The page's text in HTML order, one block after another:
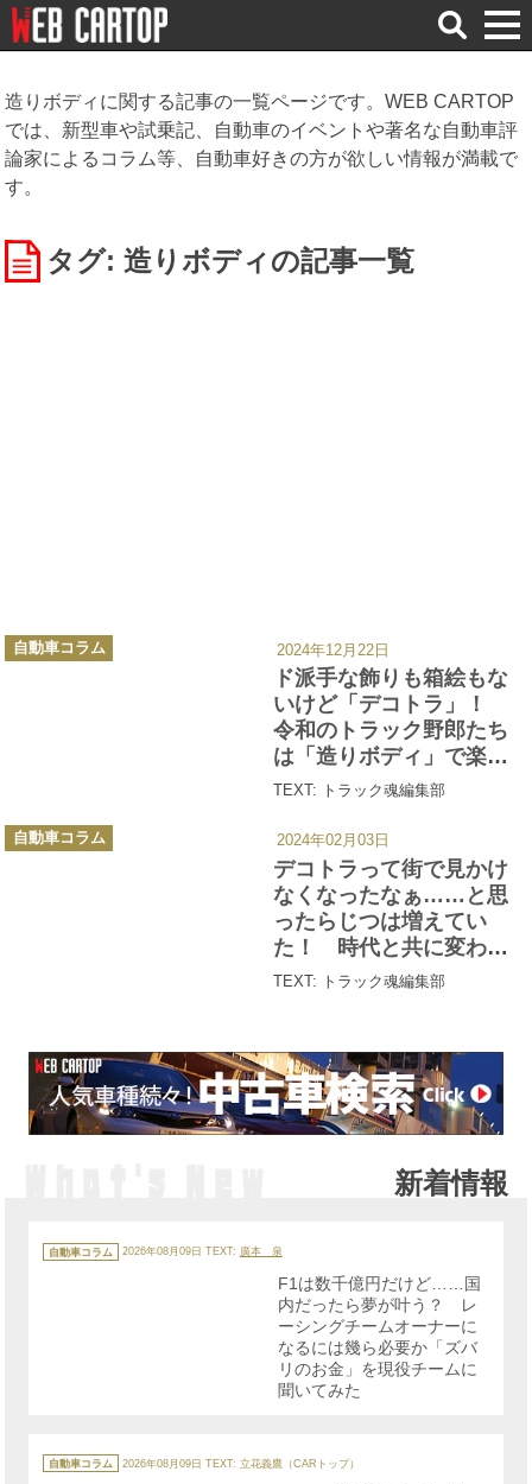
検
索
造りボディに関する記事の一覧ページです。WEB CARTOP
では、新型車や試乗記、自動車のイベントや著名な自動車評
論家によるコラム等、自動車好きの方が欲しい情報が満載で
す。
タグ: 造りボディの記事一覧
ド派手な飾りも箱絵もな
いけど「デコトラ」！
令和のトラック野郎たち
は「造りボディ」で楽し
んでいた!!
TEXT: トラック魂編集部
カ
テ
自動車コラム 2024年12月22日
デコトラって街で見かけ
なくなったなぁ……と思
ったらじつは増えてい
た！ 時代と共に変わる
デコトラの姿とは？
TEXT: トラック魂編集部
カ
テ
自動車コラム 2024年02月03日
新着情報
テ
ゴ
自動車コラム 2026年08月09日 TEXT: 廣本 泉
F1は数千億円だけど……国
内だったら夢が叶う？ レ
ーシングチームオーナーに
なるには幾ら必要か「ズバ
リのお金」を現役チームに
聞いてみた
テ
ゴ
自動車コラム 2026年08月09日 TEXT: 立花義鷹（CARトップ）